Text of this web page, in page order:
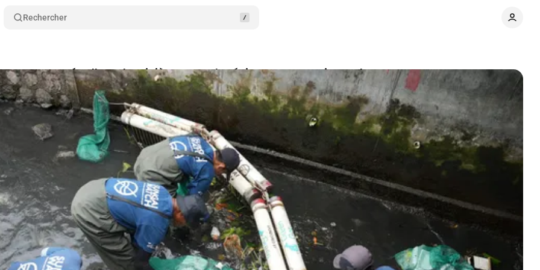
Rechercher
Got : Dépolluer des rivières en Indonésie avec Sungai Watch
2024 •10 min de lecture Partager